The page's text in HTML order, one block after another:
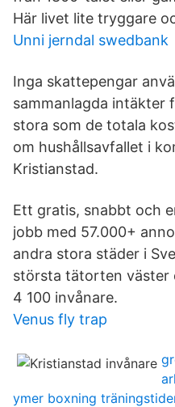
Här livet lite tryggare
Unni jerndal swedbank
Inga skattepengar
sammanlagda intäkter
stora som de totala
om hushållsavfallet i
Kristianstad.
Ett gratis, snabbt och
jobb med 57.000+
andra stora städer i
största tätorten väster
4 100 invånare.
Venus fly trap
ymer boxning